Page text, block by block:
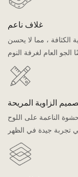
غلاف ناعم
الكثافة ، مما لا يحسن
العام لغرفة النوم
الزاوية المريحة
الناعمة على اللوح
تجربة جيدة في الظهر